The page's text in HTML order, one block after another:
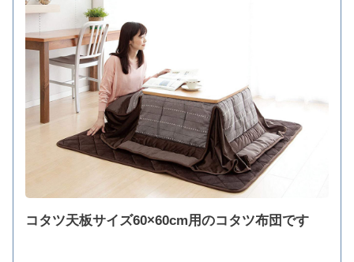
コタツ天板サイズ60×60cm用のコタツ布団です